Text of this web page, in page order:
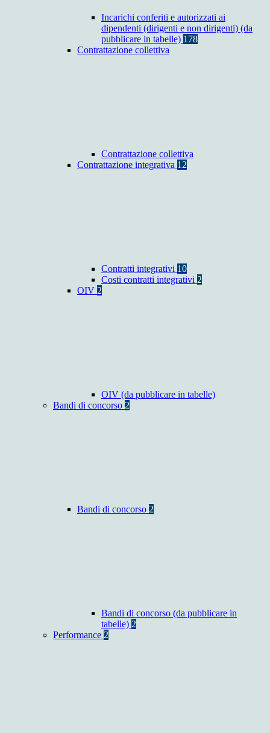
Incarichi conferiti e autorizzati ai
dipendenti (dirigenti e non dirigenti) (da
pubblicare in tabelle) 178
Contrattazione collettiva
Contrattazione collettiva
Contrattazione integrativa 12
Contratti integrativi 10
Costi contratti integrativi 2
OIV 2
OIV (da pubblicare in tabelle)
Bandi di concorso 2
Bandi di concorso 2
Bandi di concorso (da pubblicare in
tabelle) 2
Performance 2